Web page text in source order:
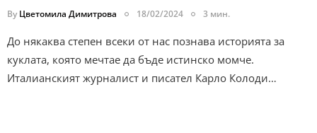
By Цветомила Димитрова 18/02/2024 3 мин.
До някаква степен всеки от нас познава историята за
куклата, която мечтае да бъде истинско момче.
Италианският журналист и писател Карло Колоди…